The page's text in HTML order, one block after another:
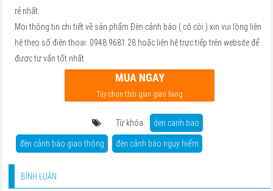
rẻ nhất.
Mọi thông tin chi tiết về sản phẩm Đèn cảnh báo ( có còi ) xin vui lòng liên
hệ theo số điện thoại: 0948.9681.28 hoặc liên hệ trực tiếp trên website để
được tư vấn tốt nhất
MUA NGAY
Tùy chọn thời gian giao hàng
Từ khóa: den canh bao
đèn cảnh báo giao thông đèn cảnh báo nguy hiểm
BÌNH LUẬN